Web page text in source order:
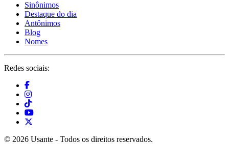
Sinônimos
Destaque do dia
Antônimos
Blog
Nomes
Redes sociais:
© 2026 Usante - Todos os direitos reservados.